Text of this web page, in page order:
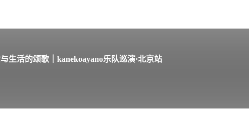
与生活的颂歌｜kanekoayano乐队巡演·北京站